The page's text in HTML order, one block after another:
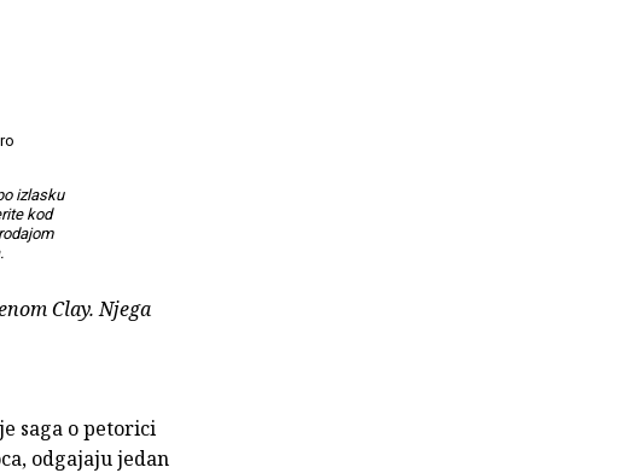
izlasku
kod
Clay. Njega
saga o petorici
odgajaju jedan